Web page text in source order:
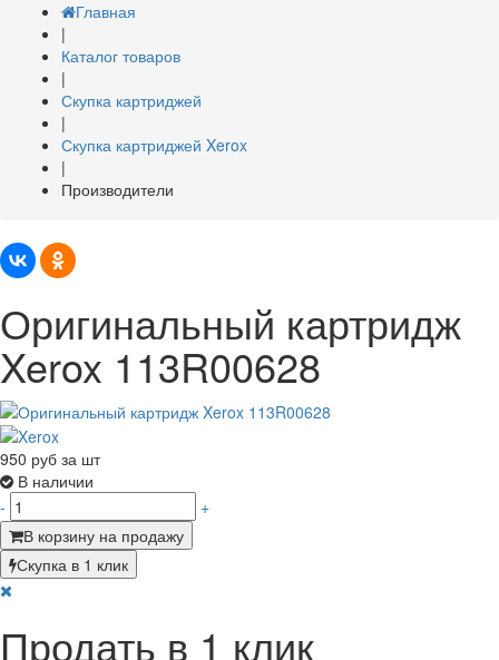
Главная
|
Каталог товаров
|
Скупка картриджей
|
Скупка картриджей Xerox
|
Производители
Оригинальный картридж
Xerox 113R00628
950 руб за шт
В наличии
-
+
В корзину на продажу
Скупка в 1 клик
Продать в 1 клик